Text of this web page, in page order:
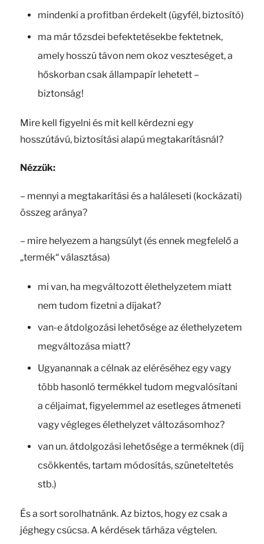
mindenki a profitban érdekelt (ügyfél, biztosító)
ma már tőzsdei befektetésekbe fektetnek,
amely hosszú távon nem okoz veszteséget, a
hőskorban csak állampapír lehetett –
biztonság!
Mire kell figyelni és mit kell kérdezni egy
hosszútávú, biztosítási alapú megtakarításnál?
Nézzük:
– mennyi a megtakarítási és a haláleseti (kockázati)
összeg aránya?
– mire helyezem a hangsúlyt (és ennek megfelelő a
„termék“ választása)
mi van, ha megváltozott élethelyzetem miatt
nem tudom fizetni a díjakat?
van-e átdolgozási lehetősége az élethelyzetem
megváltozása miatt?
Ugyanannak a célnak az eléréséhez egy vagy
több hasonló termékkel tudom megvalósítani
a céljaimat, figyelemmel az esetleges átmeneti
vagy végleges élethelyzet változásomhoz?
van un. átdolgozási lehetősége a terméknek (díj
csökkentés, tartam módosítás, szüneteltetés
stb.)
És a sort sorolhatnánk. Az biztos, hogy ez csak a
jéghegy csúcsa. A kérdések tárháza végtelen.